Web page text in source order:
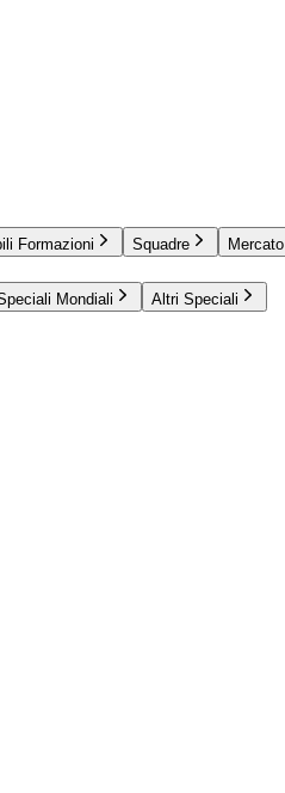
Formazioni Squadre Mercato
Mondiali Altri Speciali